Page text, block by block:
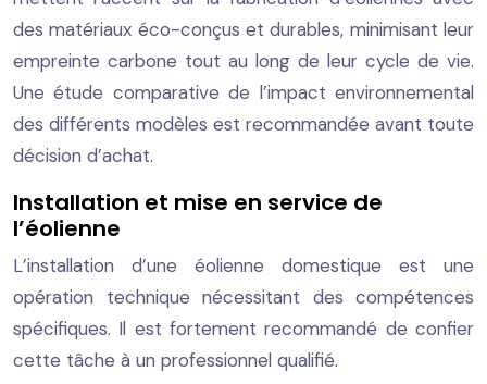
des matériaux éco-conçus et durables, minimisant leur
empreinte carbone tout au long de leur cycle de vie.
Une étude comparative de l’impact environnemental
des différents modèles est recommandée avant toute
décision d’achat.
Installation et mise en service de
l’éolienne
L’installation d’une éolienne domestique est une
opération technique nécessitant des compétences
spécifiques. Il est fortement recommandé de confier
cette tâche à un professionnel qualifié.